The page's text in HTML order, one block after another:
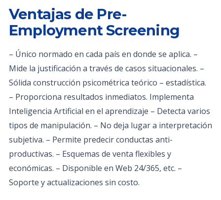
Ventajas de Pre-
Employment Screening
– Único normado en cada país en donde se aplica. –
Mide la justificación a través de casos situacionales. –
Sólida construcción psicométrica teórico – estadística.
– Proporciona resultados inmediatos. Implementa
Inteligencia Artificial en el aprendizaje – Detecta varios
tipos de manipulación. – No deja lugar a interpretación
subjetiva. – Permite predecir conductas anti-
productivas. – Esquemas de venta flexibles y
económicas. – Disponible en Web 24/365, etc. –
Soporte y actualizaciones sin costo.